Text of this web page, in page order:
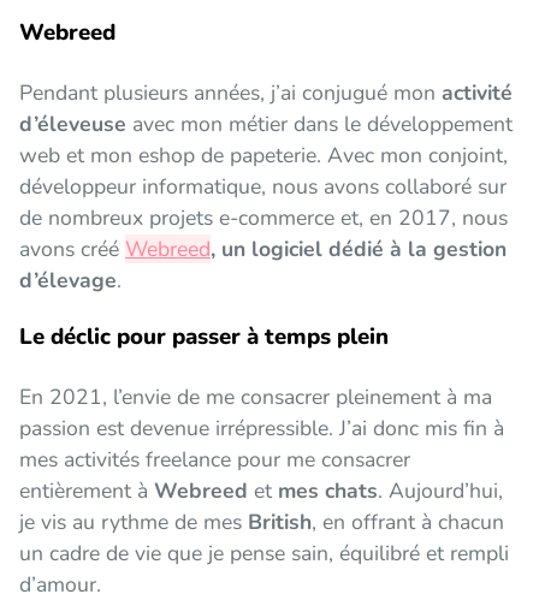
Webreed
Pendant plusieurs années, j’ai conjugué mon activité
d’éleveuse avec mon métier dans le développement
web et mon eshop de papeterie. Avec mon conjoint,
développeur informatique, nous avons collaboré sur
de nombreux projets e-commerce et, en 2017, nous
avons créé Webreed, un logiciel dédié à la gestion
d’élevage.
Le déclic pour passer à temps plein
En 2021, l’envie de me consacrer pleinement à ma
passion est devenue irrépressible. J’ai donc mis fin à
mes activités freelance pour me consacrer
entièrement à Webreed et mes chats. Aujourd’hui,
je vis au rythme de mes British, en offrant à chacun
un cadre de vie que je pense sain, équilibré et rempli
d’amour.